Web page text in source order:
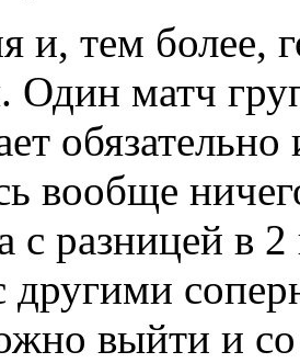
и, тем более,
Один матч
обязательно
вообще
разницей в 2
другими
выйти и со